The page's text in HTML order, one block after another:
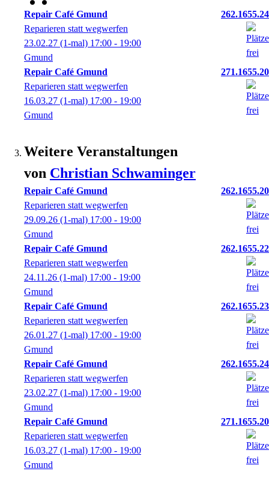
Repair Café Gmund
262.1655.24
Reparieren statt wegwerfen
23.02.27 (1-mal) 17:00 - 19:00
Gmund
Repair Café Gmund
271.1655.20
Reparieren statt wegwerfen
16.03.27 (1-mal) 17:00 - 19:00
Gmund
Weitere Veranstaltungen
von Christian Schwaminger
Repair Café Gmund
262.1655.20
Reparieren statt wegwerfen
29.09.26 (1-mal) 17:00 - 19:00
Gmund
Repair Café Gmund
262.1655.22
Reparieren statt wegwerfen
24.11.26 (1-mal) 17:00 - 19:00
Gmund
Repair Café Gmund
262.1655.23
Reparieren statt wegwerfen
26.01.27 (1-mal) 17:00 - 19:00
Gmund
Repair Café Gmund
262.1655.24
Reparieren statt wegwerfen
23.02.27 (1-mal) 17:00 - 19:00
Gmund
Repair Café Gmund
271.1655.20
Reparieren statt wegwerfen
16.03.27 (1-mal) 17:00 - 19:00
Gmund